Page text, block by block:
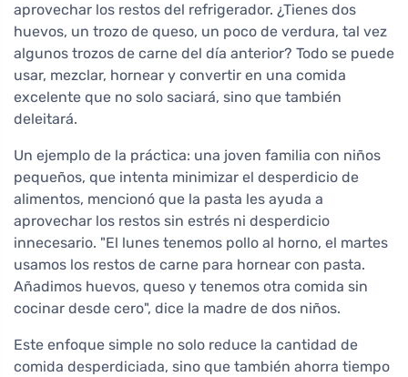
aprovechar los restos del refrigerador. ¿Tienes dos
huevos, un trozo de queso, un poco de verdura, tal vez
algunos trozos de carne del día anterior? Todo se puede
usar, mezclar, hornear y convertir en una comida
excelente que no solo saciará, sino que también
deleitará.
Un ejemplo de la práctica: una joven familia con niños
pequeños, que intenta minimizar el desperdicio de
alimentos, mencionó que la pasta les ayuda a
aprovechar los restos sin estrés ni desperdicio
innecesario. "El lunes tenemos pollo al horno, el martes
usamos los restos de carne para hornear con pasta.
Añadimos huevos, queso y tenemos otra comida sin
cocinar desde cero", dice la madre de dos niños.
Este enfoque simple no solo reduce la cantidad de
comida desperdiciada, sino que también ahorra tiempo